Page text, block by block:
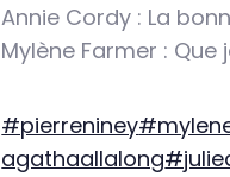
Annie Cordy : La
Mylène Farmer : Que
#pierreniney
agathaallalong